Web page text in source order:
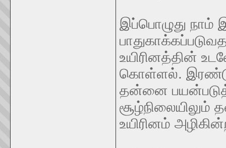
இப்பொழுது நாம்
உயிரினத்தின்
கொள்ளல். இரண்டு
தன்னை
சூழ்நிலையிலும்
உயிரினம்